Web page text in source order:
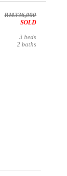
RM336,000
SOLD
3 beds
2 baths